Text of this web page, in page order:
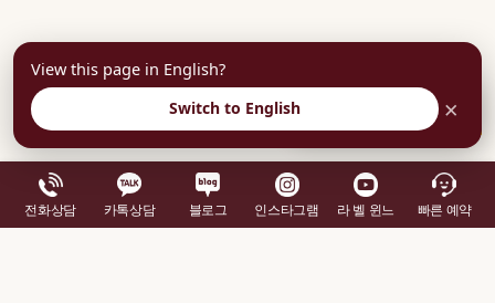
View this page in English?
Switch to English ×
전화상담 카톡상담 블로그 인스타그램 라 벨 윈느 빠른 예약
부담없이 상담예약